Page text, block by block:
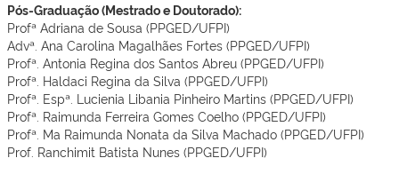
Pós-Graduação (Mestrado e Doutorado):
Profª Adriana de Sousa (PPGED/UFPI)
Advª. Ana Carolina Magalhães Fortes (PPGED/UFPI)
Profª. Antonia Regina dos Santos Abreu (PPGED/UFPI)
Profª. Haldaci Regina da Silva (PPGED/UFPI)
Profª. Espª. Lucienia Libania Pinheiro Martins (PPGED/UFPI)
Profª. Raimunda Ferreira Gomes Coelho (PPGED/UFPI)
Profª. Ma Raimunda Nonata da Silva Machado (PPGED/UFPI)
Prof. Ranchimit Batista Nunes (PPGED/UFPI)